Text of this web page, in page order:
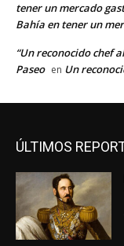
tener un mercado
Bahía en tener un
“Un reconocido chef
Paseo en Un
ÚLTIMOS